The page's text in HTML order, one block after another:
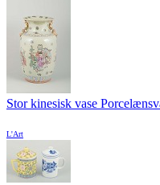
Stor kinesisk vase
L'Art